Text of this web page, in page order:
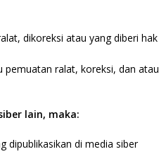
dikoreksi atau yang diberi hak
ralat, koreksi, dan atau
lain, maka:
dipublikasikan di media siber